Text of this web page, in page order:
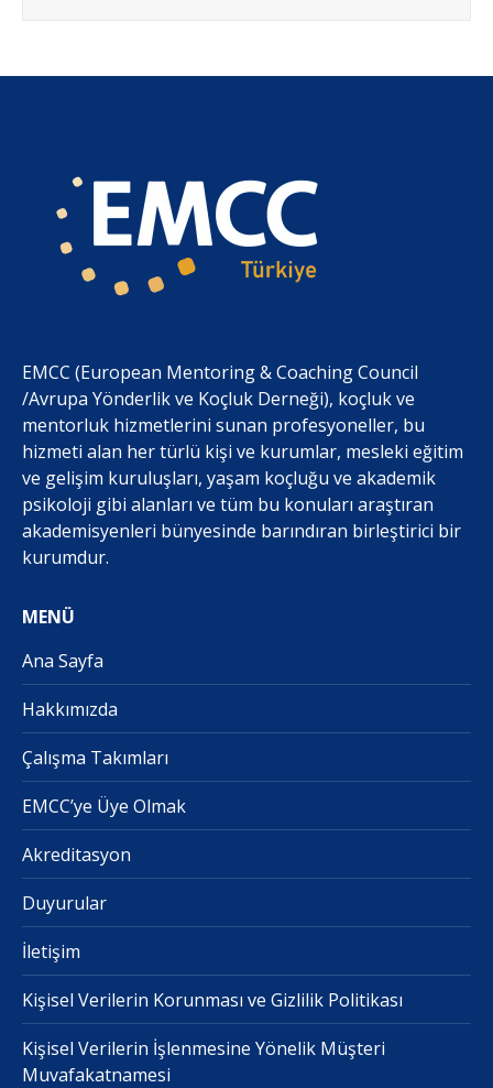
EMCC (European Mentoring & Coaching Council
/Avrupa Yönderlik ve Koçluk Derneği), koçluk ve
mentorluk hizmetlerini sunan profesyoneller, bu
hizmeti alan her türlü kişi ve kurumlar, mesleki eğitim
ve gelişim kuruluşları, yaşam koçluğu ve akademik
psikoloji gibi alanları ve tüm bu konuları araştıran
akademisyenleri bünyesinde barındıran birleştirici bir
kurumdur.
MENÜ
Ana Sayfa
Hakkımızda
Çalışma Takımları
EMCC’ye Üye Olmak
Akreditasyon
Duyurular
İletişim
Kişisel Verilerin Korunması ve Gizlilik Politikası
Kişisel Verilerin İşlenmesine Yönelik Müşteri
Muvafakatnamesi